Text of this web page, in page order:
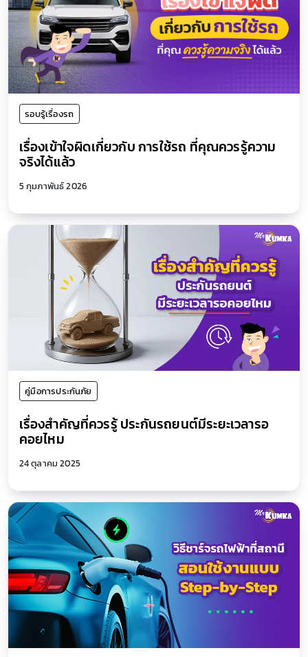
รอบรู้เรื่องรถ
เรื่องเข้าใจผิดเกี่ยวกับ การใช้รถ ที่คุณควรรู้ความ
จริงได้แล้ว
5 กุมภาพันธ์ 2026
คู่มือการประกันภัย
เรื่องสำคัญที่ควรรู้ ประกันรถยนต์มีระยะเวลารอ
คอยไหม
24 ตุลาคม 2025